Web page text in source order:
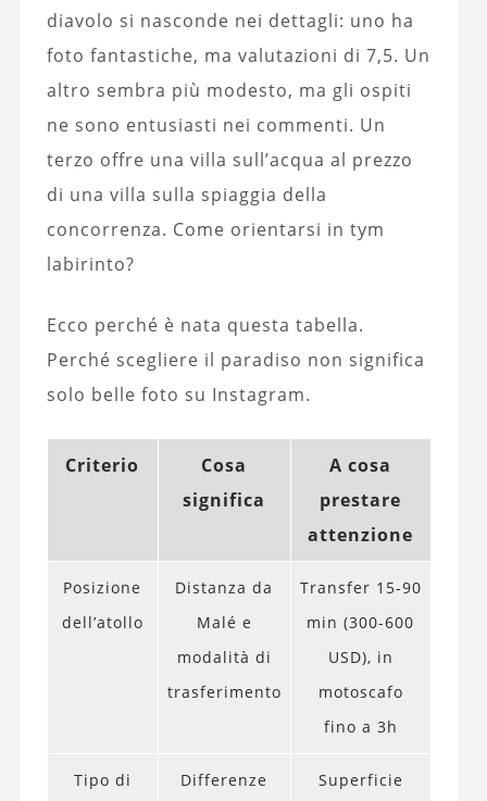
diavolo si nasconde nei dettagli: uno ha
foto fantastiche, ma valutazioni di 7,5. Un
altro sembra più modesto, ma gli ospiti
ne sono entusiasti nei commenti. Un
terzo offre una villa sull’acqua al prezzo
di una villa sulla spiaggia della
concorrenza. Come orientarsi in tym
labirinto?
Ecco perché è nata questa tabella.
Perché scegliere il paradiso non significa
solo belle foto su Instagram.
Criterio
Cosa
significa
A cosa
prestare
attenzione
Posizione
dell’atollo
Distanza da
Malé e
modalità di
trasferimento
Transfer 15-90
min (300-600
USD), in
motoscafo
fino a 3h
Tipo di
Differenze
Superficie